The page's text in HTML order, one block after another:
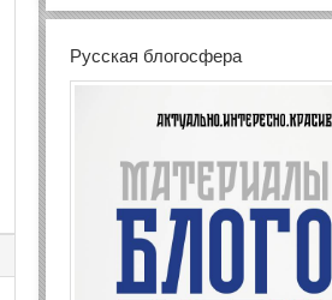
Русская блогосфера